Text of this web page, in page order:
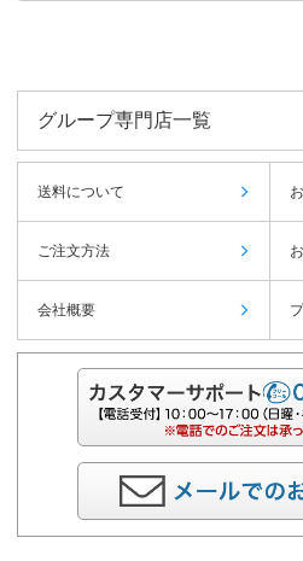
グループ専門店一覧
送料について
ご注文方法
会社概要